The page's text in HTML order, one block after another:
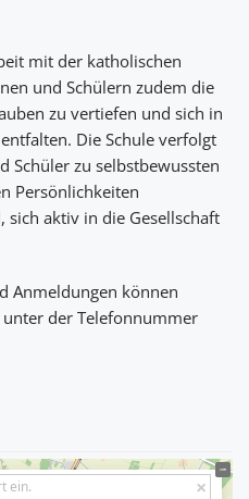
mit der katholischen
und Schülern zudem die
zu vertiefen und sich in
Die Schule verfolgt
Schüler zu selbstbewussten
Persönlichkeiten
aktiv in die Gesellschaft
Anmeldungen können
der Telefonnummer